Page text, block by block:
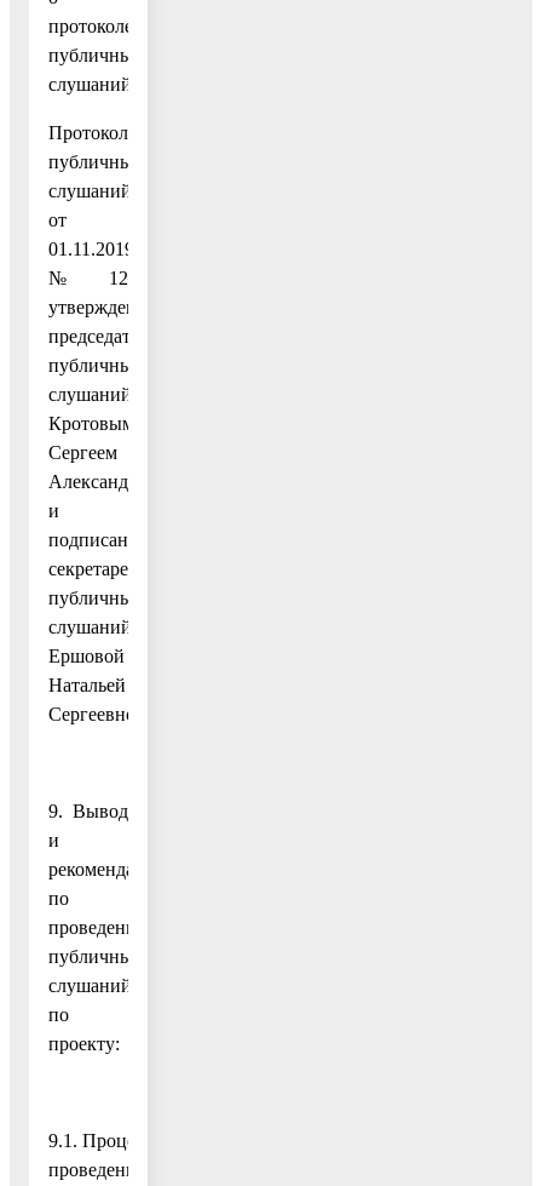
протоколе
публичных
слушаний:
Протокол
публичных
слушаний
от
01.11.2019
№ 12
утвержден
председателем
публичных
слушаний
Кротовым
Сергеем
Александровичем
и
подписан
секретарем
публичных
слушаний
Ершовой
Натальей
Сергеевной.
9. Выводы
и
рекомендации
по
проведению
публичных
слушаний
по
проекту:
9.1. Процедура
проведения